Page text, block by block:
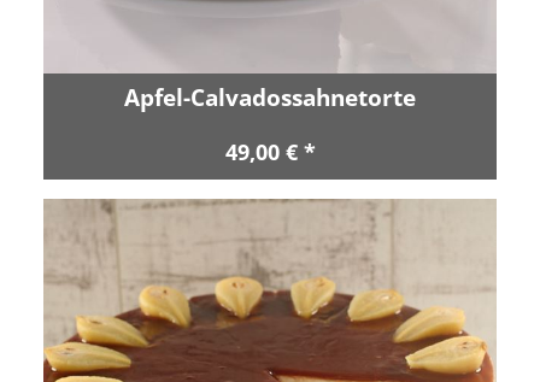
Apfel-Calvadossahnetorte
49,00 € *